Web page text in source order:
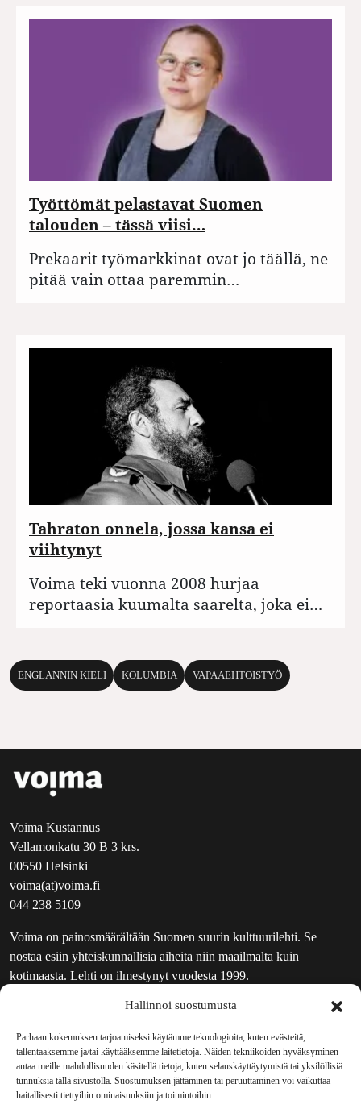
Hallinnoi suostumusta
Parhaan kokemuksen tarjoamiseksi käytämme teknologioita, kuten evästeitä,
tallentaaksemme ja/tai käyttääksemme laitetietoja. Näiden tekniikoiden hyväksyminen
antaa meille mahdollisuuden käsitellä tietoja, kuten selauskäyttäytymistä tai yksilöllisiä
tunnuksia tällä sivustolla. Suostumuksen jättäminen tai peruuttaminen voi vaikuttaa
haitallisesti tiettyihin ominaisuuksiin ja toimintoihin.
Työttömät pelastavat Suomen
talouden – tässä viisi…
Prekaarit työmarkkinat ovat jo täällä, ne
pitää vain ottaa paremmin…
Tahraton onnela, jossa kansa ei
viihtynyt
Voima teki vuonna 2008 hurjaa
reportaasia kuumalta saarelta, joka ei…
ENGLANNIN KIELI KOLUMBIA VAPAAEHTOISTYÖ
Voima Kustannus
Vellamonkatu 30 B 3 krs.
00550 Helsinki
voima(at)voima.fi
044 238 5109
Voima on painosmäärältään Suomen suurin kulttuurilehti. Se
nostaa esiin yhteiskunnallisia aiheita niin maailmalta kuin
kotimaasta. Lehti on ilmestynyt vuodesta 1999.
UUTISKIRJE
MAINOSTAJILLE
VASTAMAINOKSET
JAKELUPAIKAT